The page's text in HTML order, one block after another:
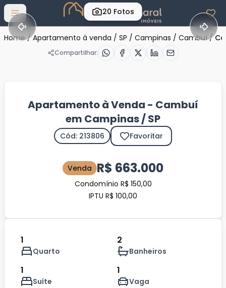
Abrir menu
20 Fotos
Home / Apartamento à venda / SP / Campinas / Cambuí /
Compartilhar:
Apartamento à Venda - Cambuí
em Campinas / SP
Cód: 213806 Favoritar
Venda R$ 663.000
Condomínio R$ 150,00
IPTU R$ 100,00
1
Quarto
2
Banheiros
1
Suíte
1
Vaga